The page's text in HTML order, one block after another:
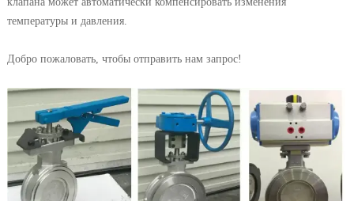
температуры и давления.
Добро пожаловать, чтобы отправить нам запрос!